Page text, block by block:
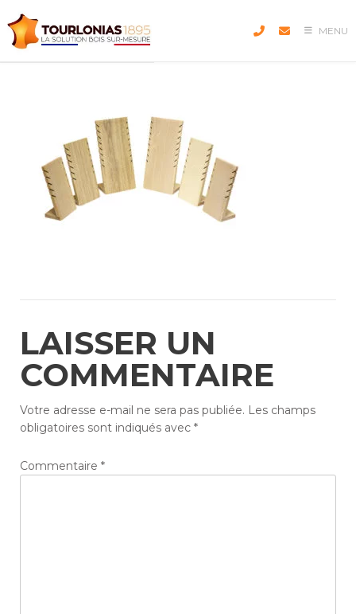
to
content
MENU
LAISSER UN
COMMENTAIRE
Votre adresse e-mail ne sera pas publiée. Les champs
obligatoires sont indiqués avec *
Commentaire *